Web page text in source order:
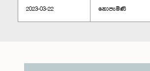
2023-03-22 නොපැමිණි